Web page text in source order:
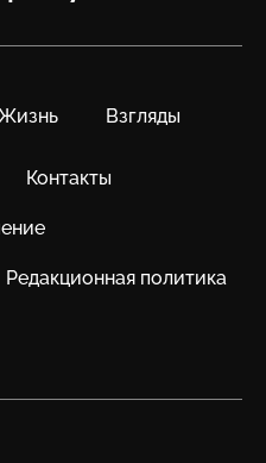
Взгляды
Контакты
Редакционная политика